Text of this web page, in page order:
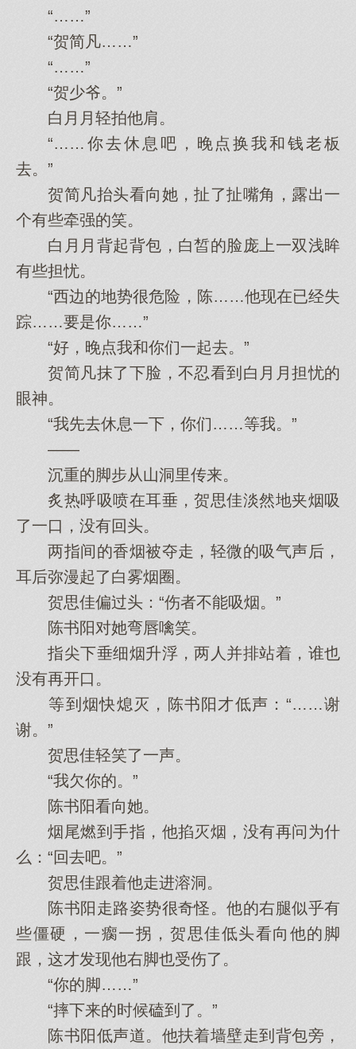
“……”
“贺简凡……”
“……”
“贺少爷。”
白月月轻拍他肩。
“……你去休息吧，晚点换我和钱老板
去。”
贺简凡抬头看向她，扯了扯嘴角，露出一
个有些牵强的笑。
白月月背起背包，白皙的脸庞上一双浅眸
有些担忧。
“西边的地势很危险，陈……他现在已经失
踪……要是你……”
“好，晚点我和你们一起去。”
贺简凡抹了下脸，不忍看到白月月担忧的
眼神。
“我先去休息一下，你们……等我。”
——
沉重的脚步从山洞里传来。
炙热呼吸喷在耳垂，贺思佳淡然地夹烟吸
了一口，没有回头。
两指间的香烟被夺走，轻微的吸气声后，
耳后弥漫起了白雾烟圈。
贺思佳偏过头：“伤者不能吸烟。”
陈书阳对她弯唇噙笑。
指尖下垂细烟升浮，两人并排站着，谁也
没有再开口。
等到烟快熄灭，陈书阳才低声：“……谢
谢。”
贺思佳轻笑了一声。
“我欠你的。”
陈书阳看向她。
烟尾燃到手指，他掐灭烟，没有再问为什
么：“回去吧。”
贺思佳跟着他走进溶洞。
陈书阳走路姿势很奇怪。他的右腿似乎有
些僵硬，一瘸一拐，贺思佳低头看向他的脚
跟，这才发现他右脚也受伤了。
“你的脚……”
“摔下来的时候磕到了。”
陈书阳低声道。他扶着墙壁走到背包旁，